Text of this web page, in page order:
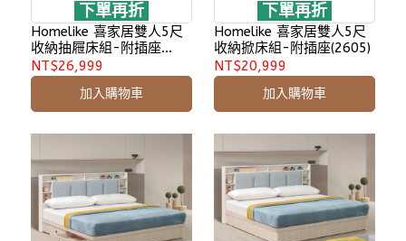
下單再折
Homelike 喜家居雙人5尺
收納抽屜床組-附插座
(2605)
NT$26,999
加入購物車
下單再折
Homelike 喜家居雙人5尺
收納掀床組-附插座(2605)
NT$20,999
加入購物車